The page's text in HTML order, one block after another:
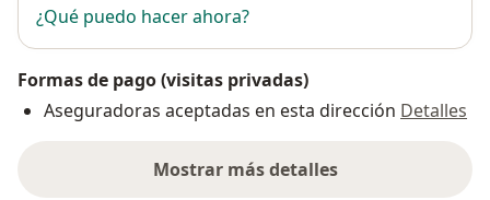
¿Qué puedo hacer ahora?
Formas de pago (visitas privadas)
Aseguradoras aceptadas en esta dirección Detalles
Mostrar más detalles
sobre la dirección